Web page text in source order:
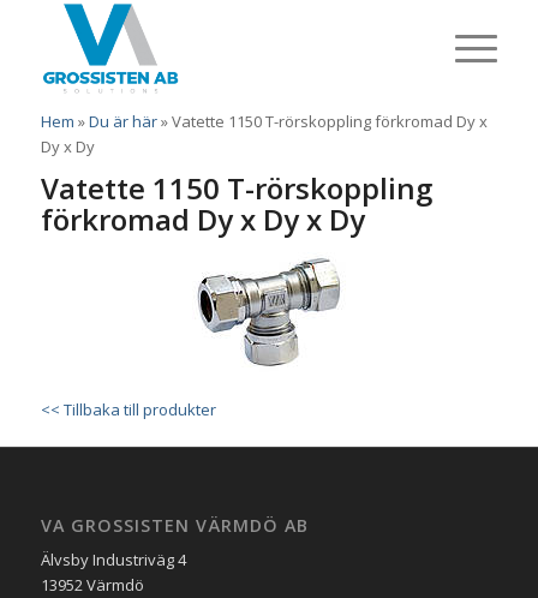
Hem »Du är här»Vatette 1150 T-rörskoppling förkromad Dy x
Dy x Dy
Vatette 1150 T-rörskoppling
förkromad Dy x Dy x Dy
<< Tillbaka till produkter
VA GROSSISTEN VÄRMDÖ AB
Älvsby Industriväg 4
13952 Värmdö